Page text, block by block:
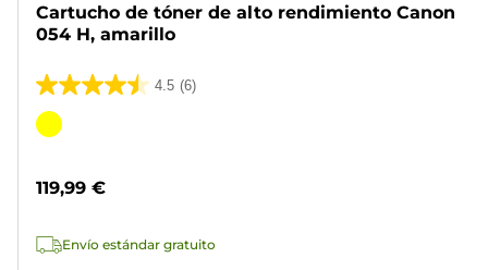
Cartucho de tóner de alto rendimiento Canon
054 H, amarillo
4.5 (6)
4.5
de
Cartucho
119,99 €
Envío estándar gratuito